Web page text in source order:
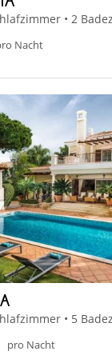
• 2
Nacht
• 5
pro Nacht